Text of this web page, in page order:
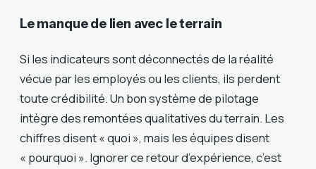
Le manque de lien avec le terrain
Si les indicateurs sont déconnectés de la réalité
vécue par les employés ou les clients, ils perdent
toute crédibilité. Un bon système de pilotage
intègre des remontées qualitatives du terrain. Les
chiffres disent « quoi », mais les équipes disent
« pourquoi ». Ignorer ce retour d’expérience, c’est